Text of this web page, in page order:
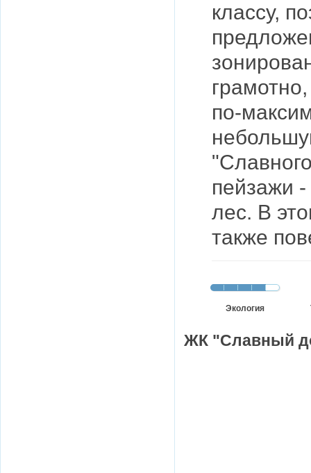
классу,
по-
пейзажи
лес. В
также
Экология
ЖК "Славный